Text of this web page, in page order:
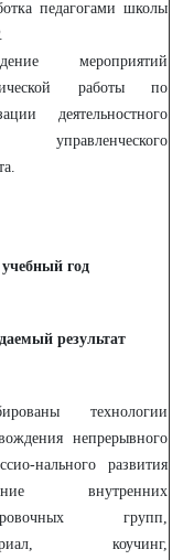
педагогами школы
мероприятий
работы по
деятельностного
управленческого
год
результат
технологии
непрерывного
нального развития
внутренних
групп,
коучинг,